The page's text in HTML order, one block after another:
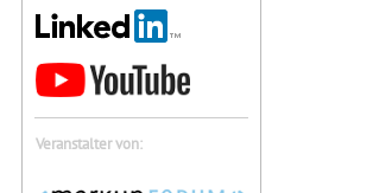
Veranstalter von: